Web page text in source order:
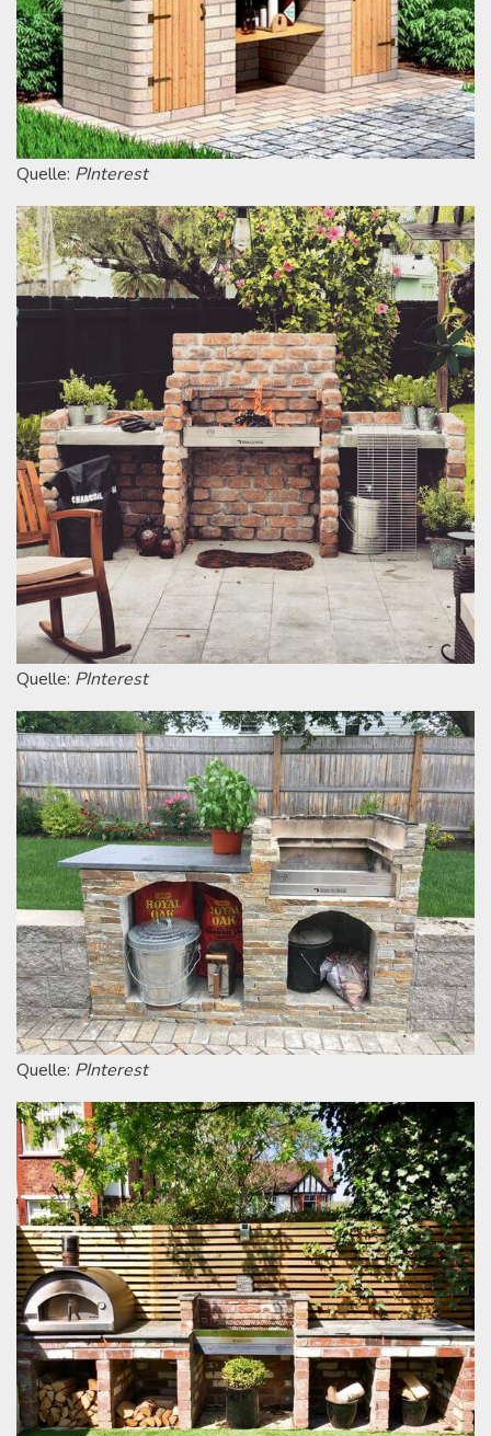
Quelle: PInterest
Quelle: PInterest
Quelle: PInterest